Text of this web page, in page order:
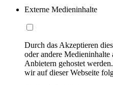
Externe Medieninhalte
Durch das Akzeptieren
oder andere
Anbietern gehostet
wir auf dieser Webseite